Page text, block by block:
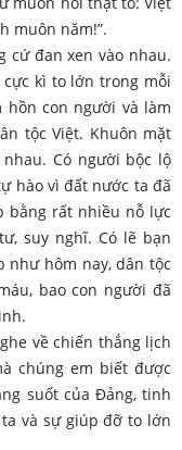
muôn năm!”.
cứ đan xen vào nhau.
kì to lớn trong mỗi
hồn con người và làm
tộc Việt. Khuôn mặt
Có người bộc lộ
hào vì đất nước ta đã
bằng rất nhiều nỗ lực
suy nghĩ. Có lẽ bạn
như hôm nay, dân tộc
bao con người đã
về chiến thắng lịch
chúng em biết được
suốt của Đảng, tinh
và sự giúp đỡ to lớn